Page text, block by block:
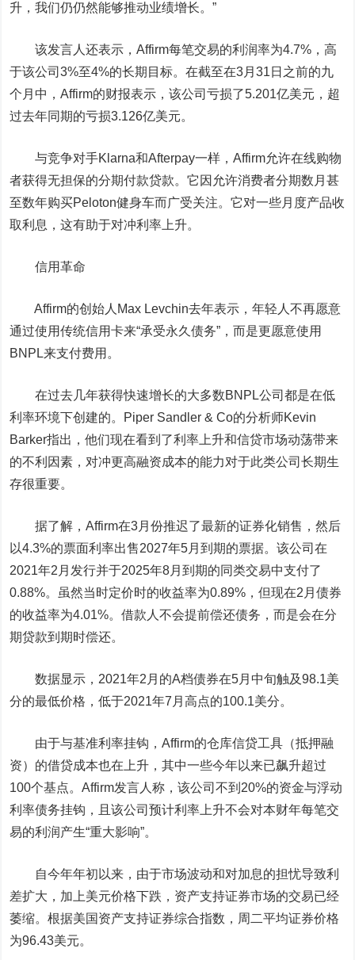
升，我们仍仍然能够推动业绩增长。”
该发言人还表示，Affirm每笔交易的利润率为4.7%，高
于该公司3%至4%的长期目标。在截至在3月31日之前的九
个月中，Affirm的财报表示，该公司亏损了5.201亿美元，超
过去年同期的亏损3.126亿美元。
与竞争对手Klarna和Afterpay一样，Affirm允许在线购物
者获得无担保的分期付款贷款。它因允许消费者分期数月甚
至数年购买Peloton健身车而广受关注。它对一些月度产品收
取利息，这有助于对冲利率上升。
信用革命
Affirm的创始人Max Levchin去年表示，年轻人不再愿意
通过使用传统信用卡来“承受永久债务”，而是更愿意使用
BNPL来支付费用。
在过去几年获得快速增长的大多数BNPL公司都是在低
利率环境下创建的。Piper Sandler & Co的分析师Kevin
Barker指出，他们现在看到了利率上升和信贷市场动荡带来
的不利因素，对冲更高融资成本的能力对于此类公司长期生
存很重要。
据了解，Affirm在3月份推迟了最新的证券化销售，然后
以4.3%的票面利率出售2027年5月到期的票据。该公司在
2021年2月发行并于2025年8月到期的同类交易中支付了
0.88%。虽然当时定价时的收益率为0.89%，但现在2月债券
的收益率为4.01%。借款人不会提前偿还债务，而是会在分
期贷款到期时偿还。
数据显示，2021年2月的A档债券在5月中旬触及98.1美
分的最低价格，低于2021年7月高点的100.1美分。
由于与基准利率挂钩，Affirm的仓库信贷工具（抵押融
资）的借贷成本也在上升，其中一些今年以来已飙升超过
100个基点。Affirm发言人称，该公司不到20%的资金与浮动
利率债务挂钩，且该公司预计利率上升不会对本财年每笔交
易的利润产生“重大影响”。
自今年年初以来，由于市场波动和对加息的担忧导致利
差扩大，加上美元价格下跌，资产支持证券市场的交易已经
萎缩。根据美国资产支持证券综合指数，周二平均证券价格
为96.43美元。